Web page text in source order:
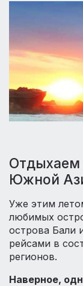
Отдыхаем
Южной
Уже этим
любимых
острова Бали
рейсами в
регионов.
Наверное,